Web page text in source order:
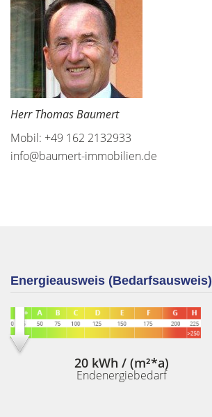
Herr Thomas Baumert
Mobil: +49 162 2132933
info@baumert-immobilien.de
Energieausweis (Bedarfsausweis)
20 kWh / (m²*a)
Endenergiebedarf